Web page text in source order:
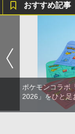
おすすめ記事
ポケモンコラボ
2026」をひと足